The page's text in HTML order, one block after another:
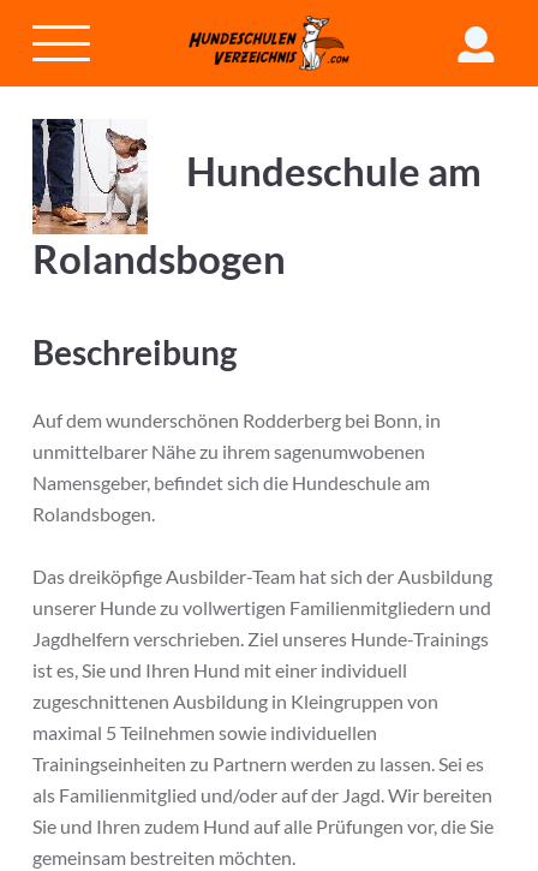
Hundeschule am
Rolandsbogen
Beschreibung
Auf dem wunderschönen Rodderberg bei Bonn, in
unmittelbarer Nähe zu ihrem sagenumwobenen
Namensgeber, befindet sich die Hundeschule am
Rolandsbogen.
Das dreiköpfige Ausbilder-Team hat sich der Ausbildung
unserer Hunde zu vollwertigen Familienmitgliedern und
Jagdhelfern verschrieben. Ziel unseres Hunde-Trainings
ist es, Sie und Ihren Hund mit einer individuell
zugeschnittenen Ausbildung in Kleingruppen von
maximal 5 Teilnehmen sowie individuellen
Trainingseinheiten zu Partnern werden zu lassen. Sei es
als Familienmitglied und/oder auf der Jagd. Wir bereiten
Sie und Ihren zudem Hund auf alle Prüfungen vor, die Sie
gemeinsam bestreiten möchten.